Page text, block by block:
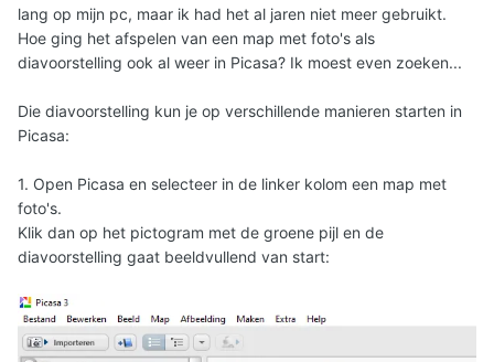
lang op mijn pc, maar ik had het al jaren niet meer gebruikt.
Hoe ging het afspelen van een map met foto's als
diavoorstelling ook al weer in Picasa? Ik moest even zoeken...
Die diavoorstelling kun je op verschillende manieren starten in
Picasa:
1. Open Picasa en selecteer in de linker kolom een map met
foto's.
Klik dan op het pictogram met de groene pijl en de
diavoorstelling gaat beeldvullend van start: